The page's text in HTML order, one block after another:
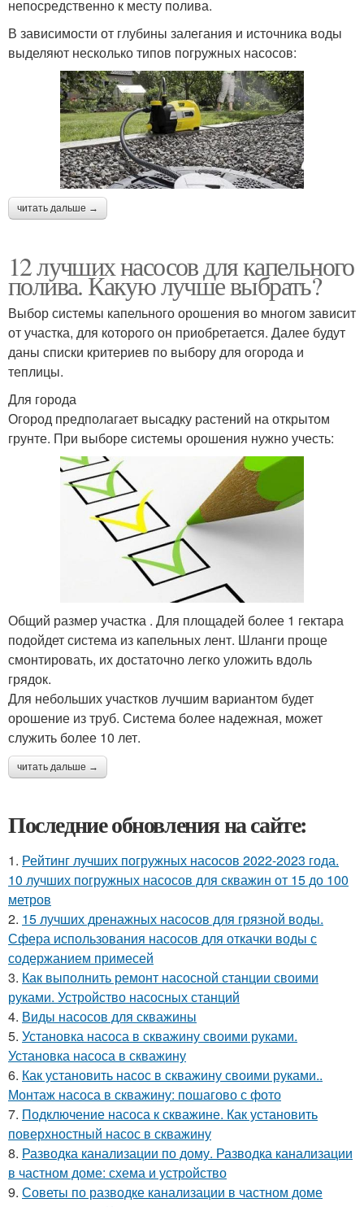
непосредственно к месту полива.
В зависимости от глубины залегания и источника воды
выделяют несколько типов погружных насосов:
читать дальше →
12 лучших насосов для капельного
полива. Какую лучше выбрать?
Выбор системы капельного орошения во многом зависит
от участка, для которого он приобретается. Далее будут
даны списки критериев по выбору для огорода и
теплицы.
Для города
Огород предполагает высадку растений на открытом
грунте. При выборе системы орошения нужно учесть:
Общий размер участка . Для площадей более 1 гектара
подойдет система из капельных лент. Шланги проще
смонтировать, их достаточно легко уложить вдоль
грядок.
Для небольших участков лучшим вариантом будет
орошение из труб. Система более надежная, может
служить более 10 лет.
читать дальше →
Последние обновления на сайте:
1. Рейтинг лучших погружных насосов 2022-2023 года.
10 лучших погружных насосов для скважин от 15 до 100
метров
2. 15 лучших дренажных насосов для грязной воды.
Сфера использования насосов для откачки воды с
содержанием примесей
3. Как выполнить ремонт насосной станции своими
руками. Устройство насосных станций
4. Виды насосов для скважины
5. Установка насоса в скважину своими руками.
Установка насоса в скважину
6. Как установить насос в скважину своими руками..
Монтаж насоса в скважину: пошагово с фото
7. Подключение насоса к скважине. Как установить
поверхностный насос в скважину
8. Разводка канализации по дому. Разводка канализации
в частном доме: схема и устройство
9. Советы по разводке канализации в частном доме